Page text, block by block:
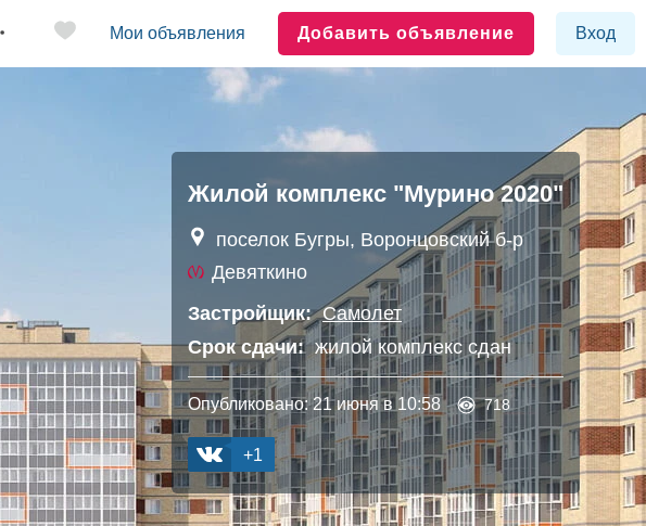
Мои объявления Добавить объявление Вход
Жилой комплекс "Мурино 2020"
поселок Бугры, Воронцовский б-р
Девяткино
Застройщик: Самолет
Срок сдачи: жилой комплекс сдан
Опубликовано:21 июня в 10:58 718
+1